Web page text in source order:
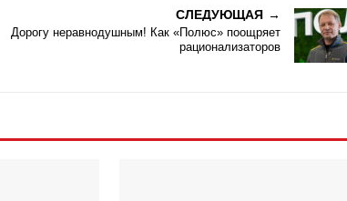
СЛЕДУЮЩАЯ
Дорогу неравнодушным! Как «Полюс» поощряет
рационализаторов